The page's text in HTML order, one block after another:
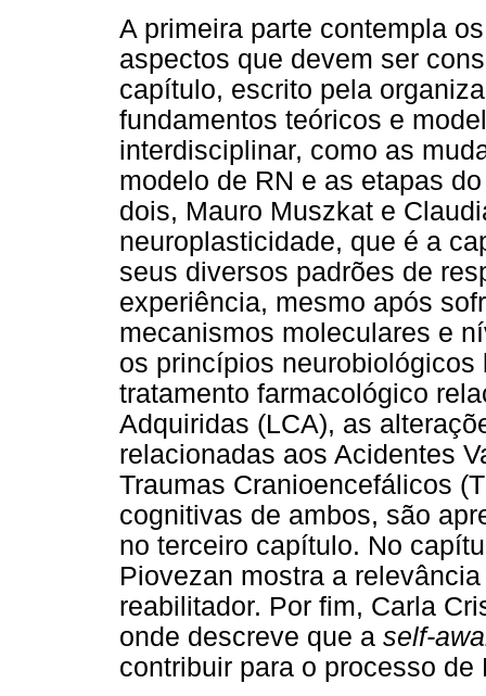
A primeira parte contempla
aspectos que devem ser
capítulo, escrito pela
fundamentos teóricos e
interdisciplinar, como as
modelo de RN e as etapas
dois, Mauro Muszkat e
neuroplasticidade, que é a
seus diversos padrões de
experiência, mesmo após
mecanismos moleculares e
os princípios
tratamento farmacológico
Adquiridas (LCA), as
relacionadas aos Acidentes
Traumas Cranioencefálicos
cognitivas de ambos, são
no terceiro capítulo. No
Piovezan mostra a
reabilitador. Por fim, Carla
onde descreve que a self-
contribuir para o processo de